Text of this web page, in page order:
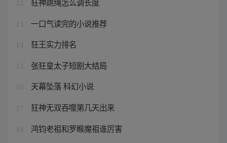
12
13 一口气读完的小说推荐
14 狂王实力排名
15 张狂皇太子短剧大结局
16 天幕坠落 科幻小说
17 狂神无双吞噬第几天出来
18 鸿钧老祖和罗睺魔祖谁厉害